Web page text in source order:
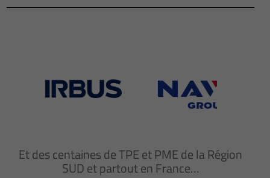
Et des centaines de TPE et PME de la Région
SUD et partout en France…